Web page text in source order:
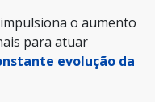
o aumento
para atuar
evolução da